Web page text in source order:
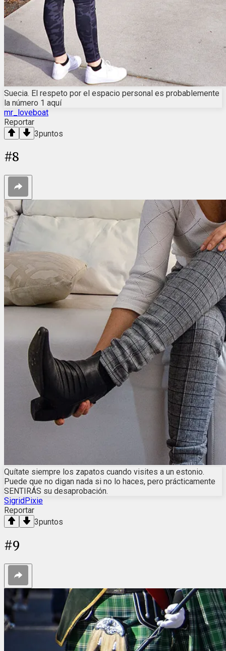
Suecia. El respeto por el espacio personal es probablemente
la número 1 aquí
mr_loveboat
Reportar
3puntos
#8
Quítate siempre los zapatos cuando visites a un estonio.
Puede que no digan nada si no lo haces, pero prácticamente
SENTIRÁS su desaprobación.
SigridPixie
Reportar
3puntos
#9